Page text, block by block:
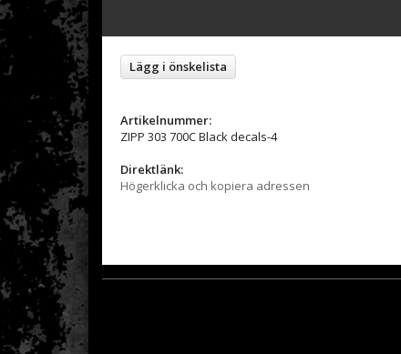
Lägg i önskelista
Artikelnummer:
ZIPP 303 700C Black decals-4
Direktlänk:
Högerklicka och kopiera adressen